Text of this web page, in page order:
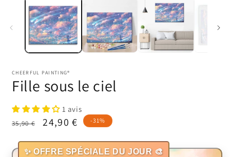
média
fenêtre
modale
CHEERFUL PAINTING®
Fille sous le ciel
1 avis
Prix
habituel
35,90 €
Prix
promotionnel
24,90 € -31%
✨ OFFRE SPÉCIALE DU JOUR 🎨